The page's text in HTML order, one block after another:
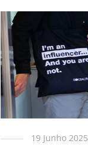
19 Junho 2025